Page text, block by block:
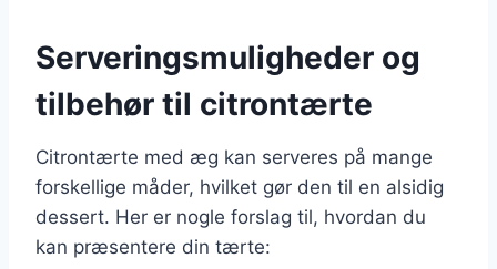
Serveringsmuligheder og
tilbehør til citrontærte
Citrontærte med æg kan serveres på mange
forskellige måder, hvilket gør den til en alsidig
dessert. Her er nogle forslag til, hvordan du
kan præsentere din tærte: